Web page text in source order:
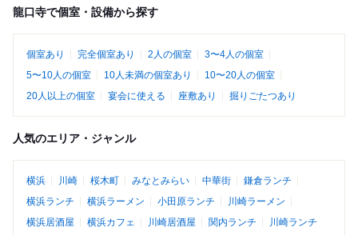
龍口寺で個室・設備から探す
個室あり 完全個室あり 2人の個室
3〜4人の個室
5〜10人の個室
10人未満の個室あり
10〜20人の個室
20人以上の個室
宴会に使える 座敷あり 掘りごたつあり
人気のエリア・ジャンル
横浜 川崎 桜木町 みなとみらい 中華街
鎌倉ランチ
横浜ランチ
横浜ラーメン 小田原ランチ
川崎ラーメン
横浜居酒屋
横浜カフェ 川崎居酒屋 関内ランチ 川崎ランチ